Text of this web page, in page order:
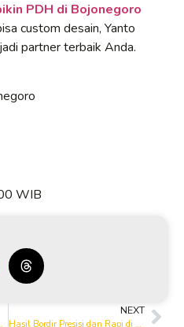
PDH di Bojonegoro
custom desain, Yanto
partner terbaik Anda.
WIB
Semakin Berkembang
NEXT
Hasil Bordir Presisi dan Rapi di Yanto Garment Bojonegoro